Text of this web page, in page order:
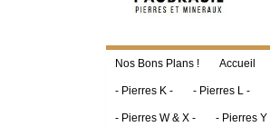
Nos Bons Plans ! Accueil
- Pierres K - - Pierres L -
- Pierres W & X - - Pierres Y